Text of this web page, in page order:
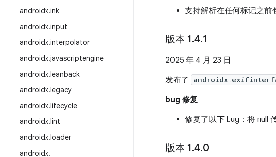
androidx.ink
androidx.input
androidx.interpolator
androidx.javascriptengine
androidx.leanback
androidx.legacy
androidx.lifecycle
androidx.lint
androidx.loader
androidx.
支持解析在任何标记之前
版本 1.4.1
2025 年 4 月 23 日
发布了
bug 修复
修复了以下 bug：将 null
版本 1.4.0